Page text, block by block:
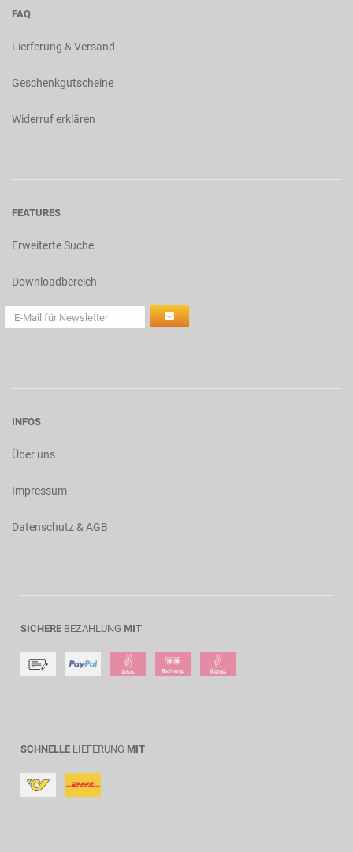
FAQ
Lierferung & Versand
Geschenkgutscheine
Widerruf erklären
FEATURES
Erweiterte Suche
Downloadbereich
INFOS
Über uns
Impressum
Datenschutz & AGB
SICHERE BEZAHLUNG MIT
SCHNELLE LIEFERUNG MIT